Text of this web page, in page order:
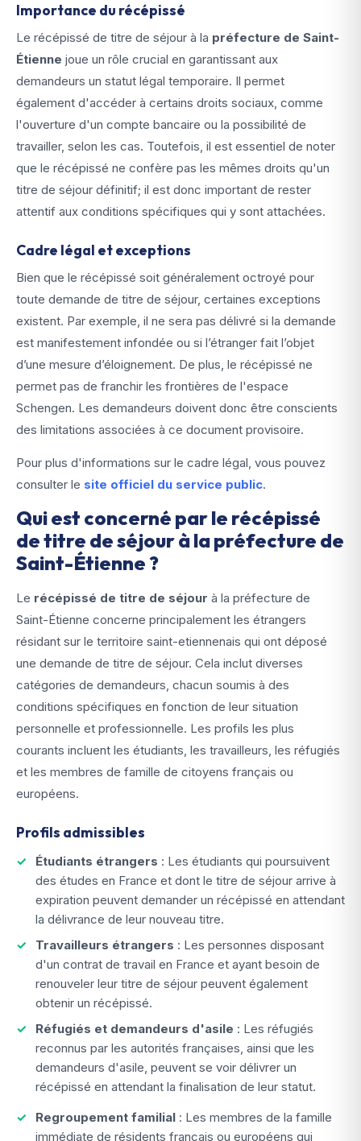
Importance du récépissé
Le récépissé de titre de séjour à la préfecture de Saint-
Étienne joue un rôle crucial en garantissant aux
demandeurs un statut légal temporaire. Il permet
également d'accéder à certains droits sociaux, comme
l'ouverture d'un compte bancaire ou la possibilité de
travailler, selon les cas. Toutefois, il est essentiel de noter
que le récépissé ne confère pas les mêmes droits qu'un
titre de séjour définitif; il est donc important de rester
attentif aux conditions spécifiques qui y sont attachées.
Cadre légal et exceptions
Bien que le récépissé soit généralement octroyé pour
toute demande de titre de séjour, certaines exceptions
existent. Par exemple, il ne sera pas délivré si la demande
est manifestement infondée ou si l’étranger fait l’objet
d’une mesure d’éloignement. De plus, le récépissé ne
permet pas de franchir les frontières de l'espace
Schengen. Les demandeurs doivent donc être conscients
des limitations associées à ce document provisoire.
Pour plus d'informations sur le cadre légal, vous pouvez
consulter le site officiel du service public.
Qui est concerné par le récépissé
de titre de séjour à la préfecture de
Saint-Étienne ?
Le récépissé de titre de séjour à la préfecture de
Saint-Étienne concerne principalement les étrangers
résidant sur le territoire saint-etiennenais qui ont déposé
une demande de titre de séjour. Cela inclut diverses
catégories de demandeurs, chacun soumis à des
conditions spécifiques en fonction de leur situation
personnelle et professionnelle. Les profils les plus
courants incluent les étudiants, les travailleurs, les réfugiés
et les membres de famille de citoyens français ou
européens.
Profils admissibles
Étudiants étrangers : Les étudiants qui poursuivent
des études en France et dont le titre de séjour arrive à
expiration peuvent demander un récépissé en attendant
la délivrance de leur nouveau titre.
Travailleurs étrangers : Les personnes disposant
d'un contrat de travail en France et ayant besoin de
renouveler leur titre de séjour peuvent également
obtenir un récépissé.
Réfugiés et demandeurs d'asile : Les réfugiés
reconnus par les autorités françaises, ainsi que les
demandeurs d'asile, peuvent se voir délivrer un
récépissé en attendant la finalisation de leur statut.
Regroupement familial : Les membres de la famille
immédiate de résidents français ou européens qui